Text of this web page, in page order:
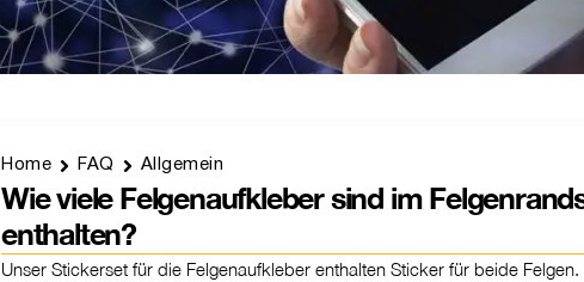
Home FAQ Allgemein
Wie viele Felgenaufkleber sind im
enthalten?
Unser Stickerset für die Felgenaufkleber enthalten Sticker für beide